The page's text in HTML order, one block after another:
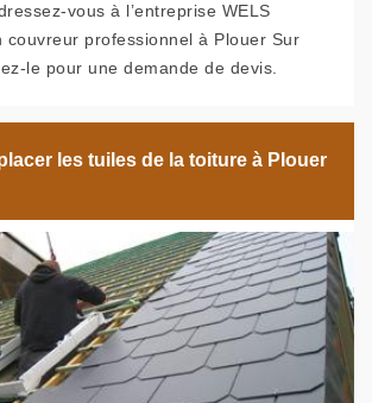
vous à l’entreprise WELS
couvreur professionnel à Plouer Sur
le pour une demande de devis.
les tuiles de la toiture à Plouer